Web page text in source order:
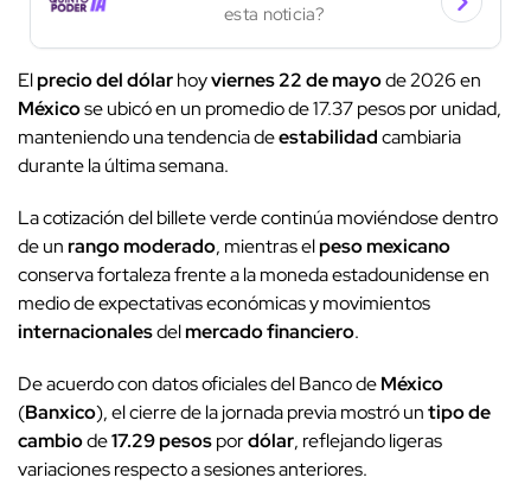
esta noticia?
Elprecio del dólarhoyviernes 22 de mayode 2026 en
Méxicose ubicó en un promedio de 17.37 pesos por unidad,
manteniendo una tendencia deestabilidadcambiaria
durante la última semana.
La cotización del billete verde continúa moviéndose dentro
de unrango moderado, mientras elpeso mexicano
conserva fortaleza frente a la moneda estadounidense en
medio de expectativas económicas y movimientos
internacionalesdelmercado financiero.
De acuerdo con datos oficiales del Banco deMéxico
(Banxico), el cierre de la jornada previa mostró untipo de
cambiode17.29 pesospordólar, reflejando ligeras
variaciones respecto a sesiones anteriores.